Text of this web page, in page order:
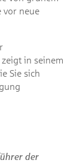
vor neue
in seinem
Sie sich
der